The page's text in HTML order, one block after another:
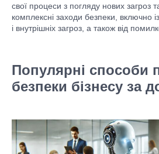
свої процеси з погляду нових загроз
комплексні заходи безпеки, включно
і внутрішніх загроз, а також від
Популярні способи
безпеки бізнесу за